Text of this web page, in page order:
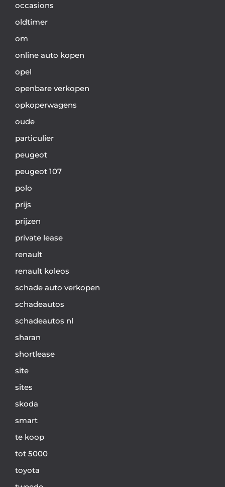
occasions
oldtimer
om
online auto kopen
opel
openbare verkopen
opkoperwagens
oude
particulier
peugeot
peugeot 107
polo
prijs
prijzen
private lease
renault
renault koleos
schade auto verkopen
schadeautos
schadeautos nl
sharan
shortlease
site
sites
skoda
smart
te koop
tot 5000
toyota